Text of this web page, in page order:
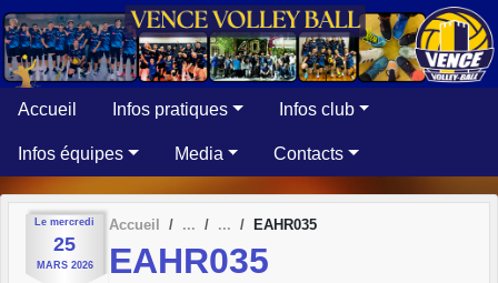
Accueil Infos pratiques Infos club
Infos équipes Media Contacts
Le mercredi
25
MARS 2026
Accueil EAHR035
EAHR035
Panneau de gestion des cookies